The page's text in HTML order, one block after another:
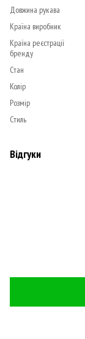
Довжина рукава
Країна виробник
Країна реєстрації
бренду
Стан
Колір
Розмір
Стиль
Відгуки